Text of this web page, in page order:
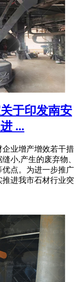
于印发南安
...
业增产增效若干措
小,产生的废弃物、
点。为进一步推广
进我市石材行业突